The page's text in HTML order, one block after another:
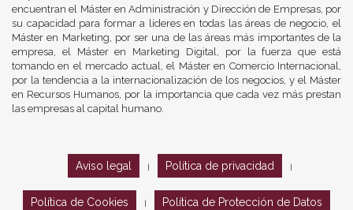
encuentran el Máster en Administración y Dirección de Empresas, por
su capacidad para formar a líderes en todas las áreas de negocio, el
Máster en Marketing, por ser una de las áreas más importantes de la
empresa, el Máster en Marketing Digital, por la fuerza que está
tomando en el mercado actual, el Máster en Comercio Internacional,
por la tendencia a la internacionalización de los negocios, y el Máster
en Recursos Humanos, por la importancia que cada vez más prestan
las empresas al capital humano.
Aviso legal Política de privacidad
Política de Cookies Política de Protección de Datos